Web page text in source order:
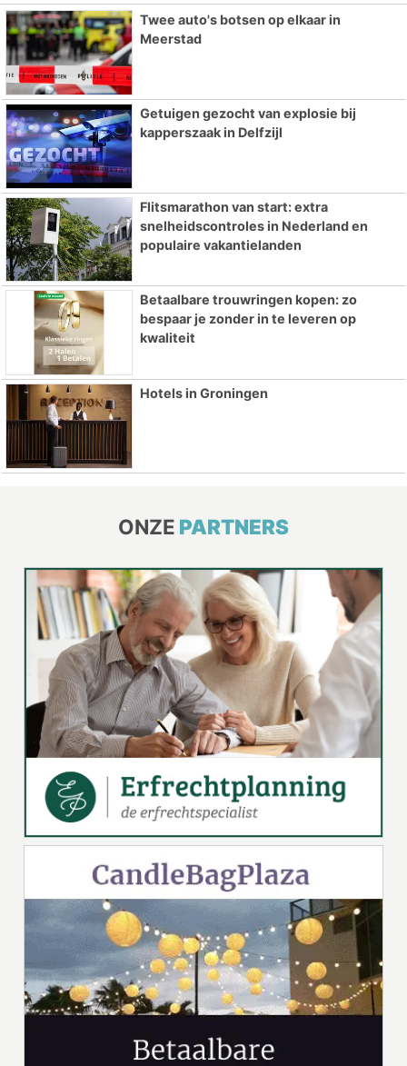
Twee auto's botsen op elkaar in
Meerstad
Getuigen gezocht van explosie bij
kapperszaak in Delfzijl
Flitsmarathon van start: extra
snelheidscontroles in Nederland en
populaire vakantielanden
Betaalbare trouwringen kopen: zo
bespaar je zonder in te leveren op
kwaliteit
Hotels in Groningen
ONZE PARTNERS